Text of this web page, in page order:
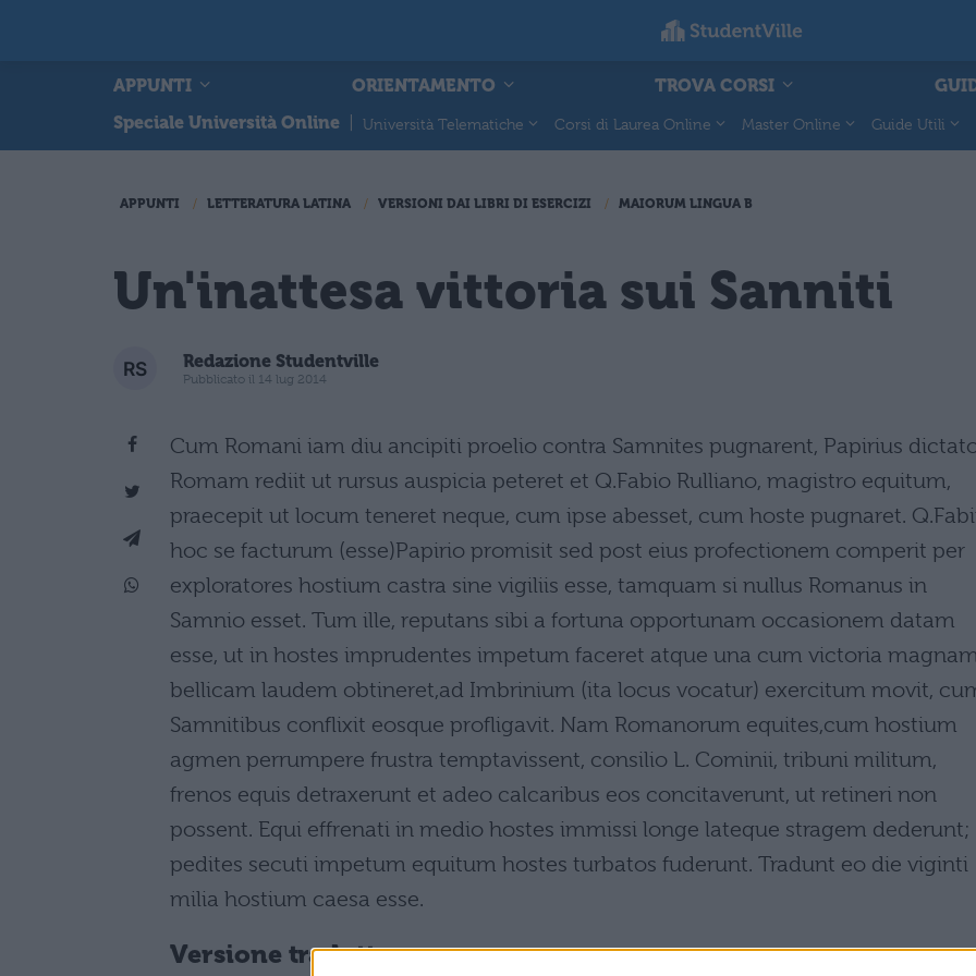
APPUNTI ORIENTAMENTO TROVA CORSI
Speciale Università Online
Università Telematiche Corsi di Laurea Online Master Online Guide Utili
APPUNTI LETTERATURA LATINA VERSIONI DAI LIBRI DI ESERCIZI MAIORUM LINGUA B
Un'inattesa vittoria sui Sanniti
Redazione Studentville
Pubblicato il 14 lug 2014
Cum Romani iam diu ancipiti proelio contra Samnites pugnarent, Papirius
Romam rediit ut rursus auspicia peteret et Q.Fabio Rulliano, magistro equitum,
praecepit ut locum teneret neque, cum ipse abesset, cum hoste pugnaret.
hoc se facturum (esse)Papirio promisit sed post eius profectionem comperit per
exploratores hostium castra sine vigiliis esse, tamquam si nullus Romanus in
Samnio esset. Tum ille, reputans sibi a fortuna opportunam occasionem datam
esse, ut in hostes imprudentes impetum faceret atque una cum victoria
bellicam laudem obtineret,ad Imbrinium (ita locus vocatur) exercitum movit,
Samnitibus conflixit eosque profligavit. Nam Romanorum equites,cum hostium
agmen perrumpere frustra temptavissent, consilio L. Cominii, tribuni militum,
frenos equis detraxerunt et adeo calcaribus eos concitaverunt, ut retineri non
possent. Equi effrenati in medio hostes immissi longe lateque stragem dederunt;
pedites secuti impetum equitum hostes turbatos fuderunt. Tradunt eo die viginti
milia hostium caesa esse.
Versione tradotta